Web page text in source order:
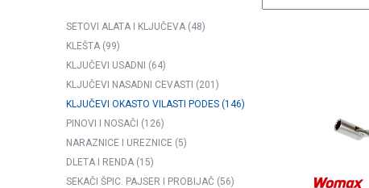
SETOVI ALATA I KLJUČEVA (48)
KLEŠTA (99)
KLJUČEVI USADNI (64)
KLJUČEVI NASADNI CEVASTI (201)
KLJUČEVI OKASTO VILASTI PODES (146)
PINOVI I NOSAČI (126)
NARAZNICE I UREZNICE (5)
DLETA I RENDA (15)
SEKAČI ŠPIC. PAJSER I PROBIJAČ (56)